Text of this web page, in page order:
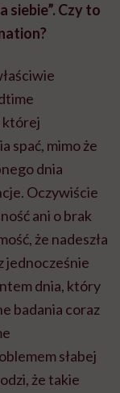
siebie”. Czy to
której
spać, mimo że
dnia
Oczywiście
ani o brak
że nadeszła
jednocześnie
dnia, który
badania coraz
słabej
że takie